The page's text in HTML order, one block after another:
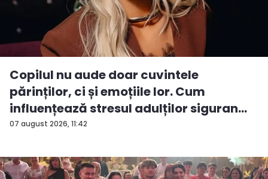
07 august 2026, 11:42
Copilul nu aude doar cuvintele
părinților, ci și emoțiile lor. Cum
influențează stresul adulților siguran...